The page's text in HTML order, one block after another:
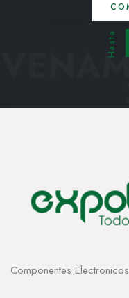
Hasta
Componentes